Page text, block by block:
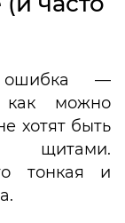
ошибка —
как можно
хотят быть
щитами.
тонкая и